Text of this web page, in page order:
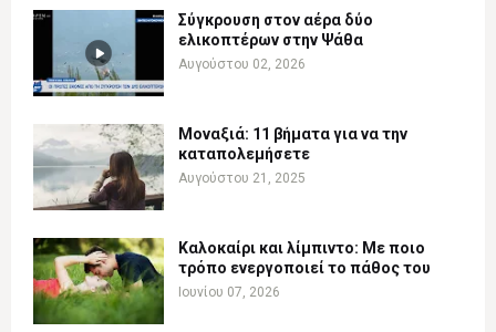
Σύγκρουση στον αέρα δύο
ελικοπτέρων στην Ψάθα
Αυγούστου 02, 2026
Μοναξιά: 11 βήματα για να την
καταπολεμήσετε
Αυγούστου 21, 2025
Καλοκαίρι και λίμπιντο: Με ποιο
τρόπο ενεργοποιεί το πάθος του
Ιουνίου 07, 2026